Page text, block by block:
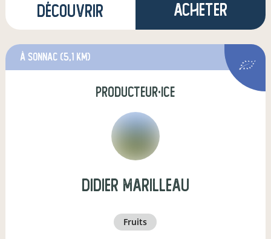
Découvrir Acheter
à Sonnac (5,1 km)
producteur·ice
didier marilleau
fruits